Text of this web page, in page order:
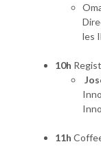
les
10h
11h